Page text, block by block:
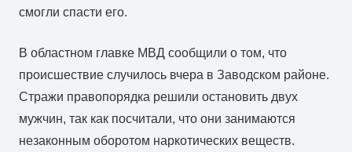
смогли спасти его.
В областном главке МВД сообщили о том, что
происшествие случилось вчера в Заводском районе.
Стражи правопорядка решили остановить двух
мужчин, так как посчитали, что они занимаются
незаконным оборотом наркотических веществ.